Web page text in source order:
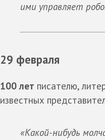
ими управляет
29 февраля
100 лет писателю,
известных
«Какой-нибудь